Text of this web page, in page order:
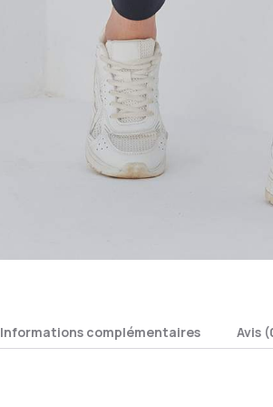
Informations complémentaires Avis